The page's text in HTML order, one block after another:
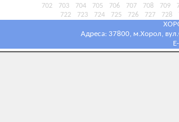
702
703 704 705 706 707 708 709
722
723 724 725 726 727 728
Адреса: 37800, м.Хорол,